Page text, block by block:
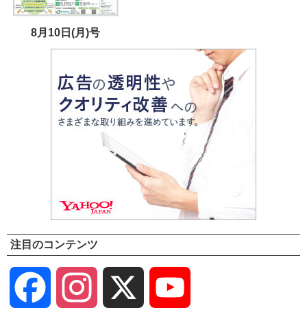
8月10日(月)号
注目のコンテンツ
Facebook Instagram